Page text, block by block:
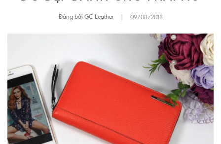
Đăng bởi GC Leather 09/08/2018